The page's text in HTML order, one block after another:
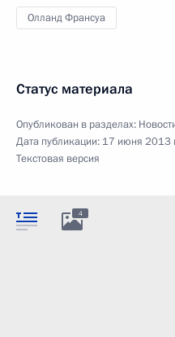
Олланд Франсуа
Статус материала
Опубликован в разделах:
Дата публикации: 17 июня 2013
Текстовая версия
4